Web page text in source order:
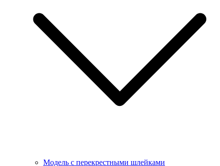
Модель с перекрестными шлейками